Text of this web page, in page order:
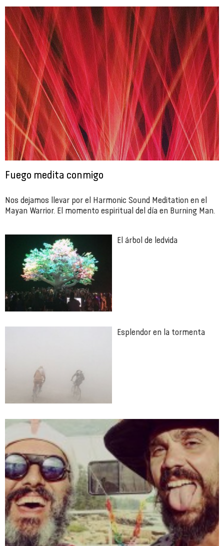
Fuego medita conmigo
Nos dejamos llevar por el Harmonic Sound Meditation en el
Mayan Warrior. El momento espiritual del día en Burning Man.
El árbol de ledvida
Esplendor en la tormenta